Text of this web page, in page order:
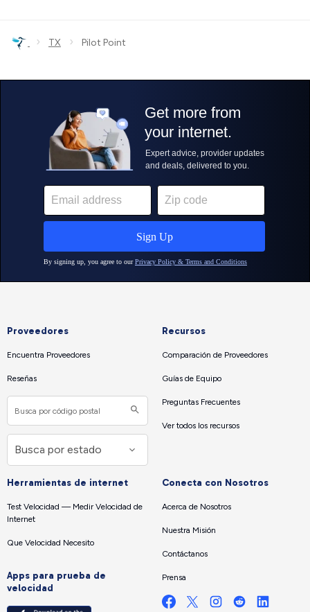
› TX › Pilot Point
Proveedores
Encuentra Proveedores
Reseñas
Recursos
Comparación de Proveedores
Guías de Equipo
Preguntas Frecuentes
Ver todos los recursos
Herramientas de internet
Test Velocidad — Medir Velocidad de
Internet
Que Velocidad Necesito
Apps para prueba de
velocidad
Conecta con Nosotros
Acerca de Nosotros
Nuestra Misión
Contáctanos
Prensa